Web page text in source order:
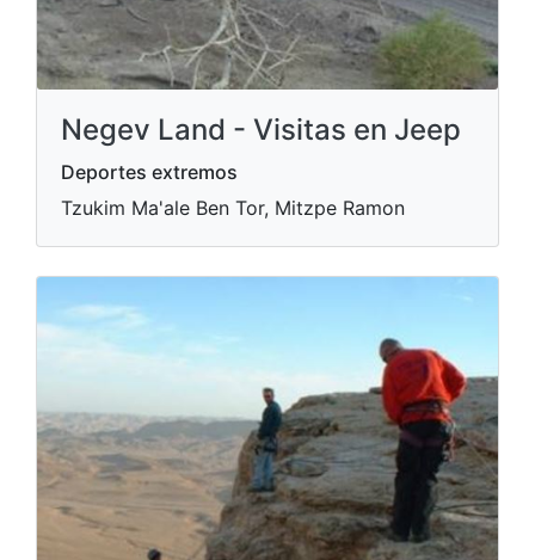
Negev Land - Visitas en Jeep
Deportes extremos
Tzukim Ma'ale Ben Tor, Mitzpe Ramon